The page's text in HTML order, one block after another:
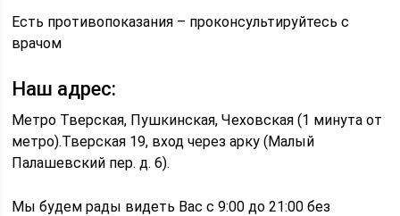
Есть противопоказания – проконсультируйтесь с
врачом
Наш адрес:
Метро Тверская, Пушкинская, Чеховская (1 минута от
метро).Тверская 19, вход через арку (Малый
Палашевский пер. д. 6).
Мы будем рады видеть Вас с 9:00 до 21:00 без